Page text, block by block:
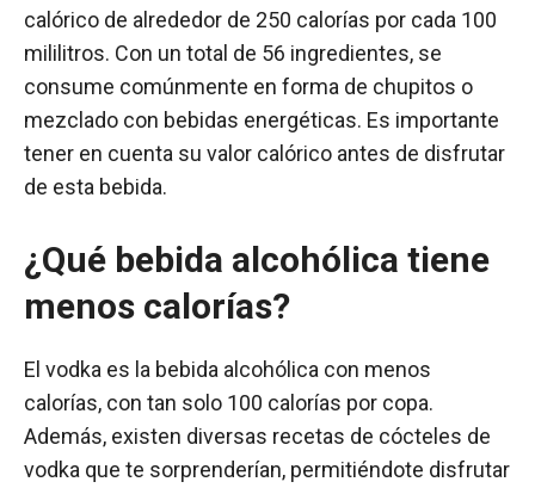
calórico de alrededor de 250 calorías por cada 100
mililitros. Con un total de 56 ingredientes, se
consume comúnmente en forma de chupitos o
mezclado con bebidas energéticas. Es importante
tener en cuenta su valor calórico antes de disfrutar
de esta bebida.
¿Qué bebida alcohólica tiene
menos calorías?
El vodka es la bebida alcohólica con menos
calorías, con tan solo 100 calorías por copa.
Además, existen diversas recetas de cócteles de
vodka que te sorprenderían, permitiéndote disfrutar